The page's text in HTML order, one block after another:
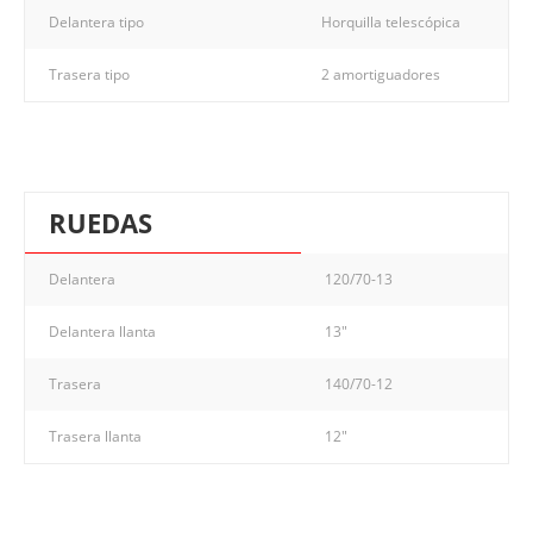
Delantera tipo Horquilla telescópica
Trasera tipo 2 amortiguadores
RUEDAS
Delantera 120/70-13
Delantera llanta 13"
Trasera 140/70-12
Trasera llanta 12"